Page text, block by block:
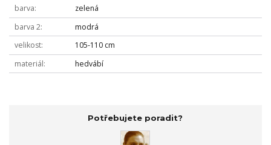
barva
zelená
barva 2
modrá
velikost
105-110 cm
materiál
hedvábí
Potřebujete poradit?